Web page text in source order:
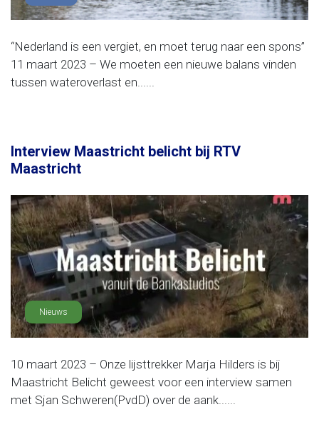
“Nederland is een vergiet, en moet terug naar een spons”
11 maart 2023 – We moeten een nieuwe balans vinden
tussen wateroverlast en......
Interview Maastricht belicht bij RTV
Maastricht
Nieuws
10 maart 2023 – Onze lijsttrekker Marja Hilders is bij
Maastricht Belicht geweest voor een interview samen
met Sjan Schweren(PvdD) over de aank......